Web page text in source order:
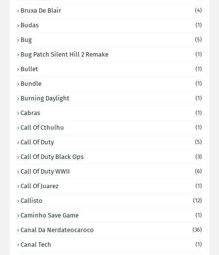
Bruxa De Blair (4)
Budas (1)
Bug (5)
Bug Patch Silent Hill 2 Remake (1)
Bullet (1)
Bundle (1)
Burning Daylight (1)
Cabras (1)
Call Of Cthulhu (1)
Call Of Duty (5)
Call Of Duty Black Ops (3)
Call Of Duty WWII (6)
Call Of Juarez (1)
Callisto (12)
Caminho Save Game (1)
Canal Da Nerdateocaroco (36)
Canal Tech (1)